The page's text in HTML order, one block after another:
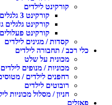
קורקינט לילדים
קורקינט 3 גלגלים
קורקינט גלגלים
קורקינט
קסדות / מגינים לילדים
כלי רכב / תחבורה לילדים
מכונית על שלט
מכוניות / מנופים לילדים
רחפנים לילדים /
רובוטים לילדים
חניון / מסלול מכוניות
פאזלים